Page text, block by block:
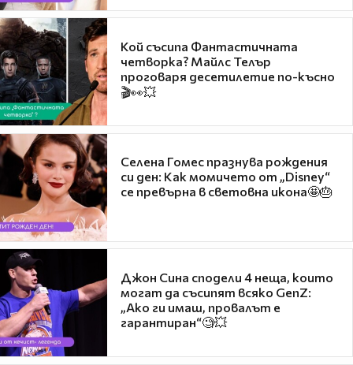
Кой съсипа Фантастичната
четворка? Майлс Телър
проговаря десетилетие по-късно
🎬👀💥
Селена Гомес празнува рождения
си ден: Как момичето от „Disney“
се превърна в световна икона🤩🎂
Джон Сина сподели 4 неща, които
могат да съсипят всяко GenZ:
„Ако ги имаш, провалът е
гарантиран“🧐💥